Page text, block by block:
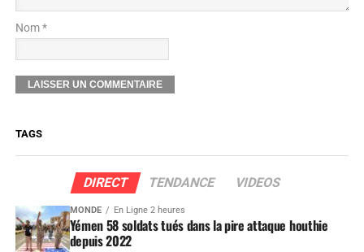
Nom *
TAGS
DIRECT TENDANCE VIDEOS
MONDE En Ligne 2 heures
Yémen 58 soldats tués dans la pire attaque houthie
depuis 2022